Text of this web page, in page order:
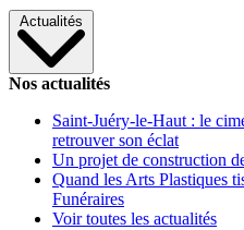
Actualités
Nos actualités
Saint-Juéry-le-Haut : le
retrouver son éclat
Un projet de construction
Quand les Arts Plastiques
Funéraires
Voir toutes les actualités